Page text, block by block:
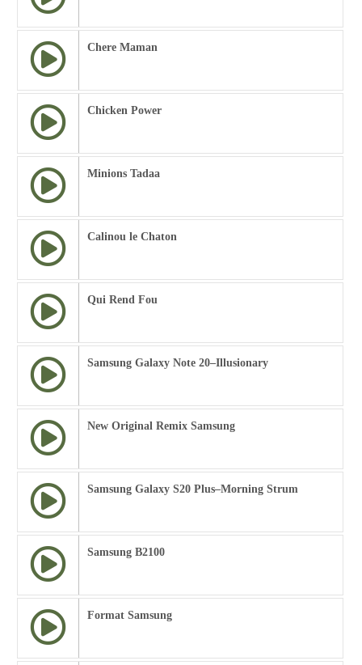
Chere Maman
Chicken Power
Minions Tadaa
Calinou le Chaton
Qui Rend Fou
Samsung Galaxy Note 20–Illusionary
New Original Remix Samsung
Samsung Galaxy S20 Plus–Morning Strum
Samsung B2100
Format Samsung